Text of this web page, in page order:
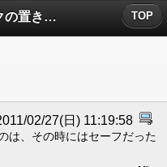
No.6439 バックの置き引きについたコメント TOP
02/27(日) 11:19:58
は、その時にはセーフだった